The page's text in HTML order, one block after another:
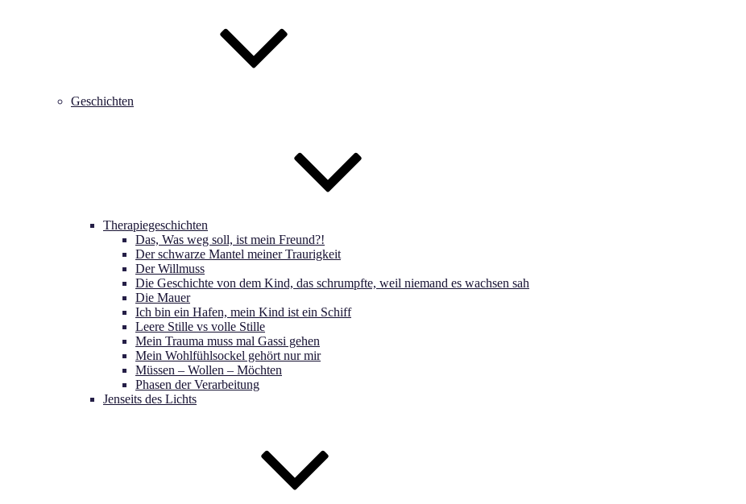
Geschichten
Therapiegeschichten
Das, Was weg soll, ist mein Freund?!
Der schwarze Mantel meiner Traurigkeit
Der Willmuss
Die Geschichte von dem Kind, das schrumpfte, weil niemand es wachsen sah
Die Mauer
Ich bin ein Hafen, mein Kind ist ein Schiff
Leere Stille vs volle Stille
Mein Trauma muss mal Gassi gehen
Mein Wohlfühlsockel gehört nur mir
Müssen – Wollen – Möchten
Phasen der Verarbeitung
Jenseits des Lichts